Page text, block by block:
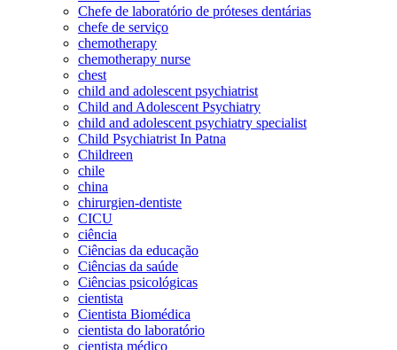
Chefe de laboratório de próteses dentárias
chefe de serviço
chemotherapy
chemotherapy nurse
chest
child and adolescent psychiatrist
Child and Adolescent Psychiatry
child and adolescent psychiatry specialist
Child Psychiatrist In Patna
Childreen
chile
china
chirurgien-dentiste
CICU
ciência
Ciências da educação
Ciências da saúde
Ciências psicológicas
cientista
Cientista Biomédica
cientista do laboratório
cientista médico